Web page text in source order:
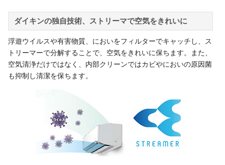
ダイキンの独自技術、ストリーマで空気をきれいに
浮遊ウイルスや有害物質、においをフィルターでキャッチし、ス
トリーマーで分解することで、空気をきれいに保ちます。また、
空気清浄だけではなく、内部クリーンではカビやにおいの原因菌
も抑制し清潔を保ちます。